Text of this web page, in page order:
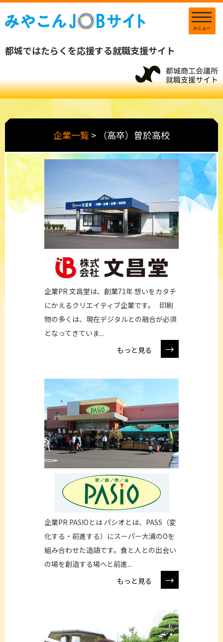
都城ではたらくを応援する就職支援サイト
メニュー
企業一覧> （高卒）曽於高校
企業PR 文昌堂は、創業71年 想いをカタチ
にかえるクリエイティブ企業です。 印刷
物の多くは、現在デジタルとの融合が必須
となってきていま...
もっと見る
→
企業PR PASIOとは パシオとは、PASS（変
化する・前進する）にスーパー大浦のOを
組み合わせた造語です。食と人との出会い
の場を創造する場へと前進...
もっと見る
→